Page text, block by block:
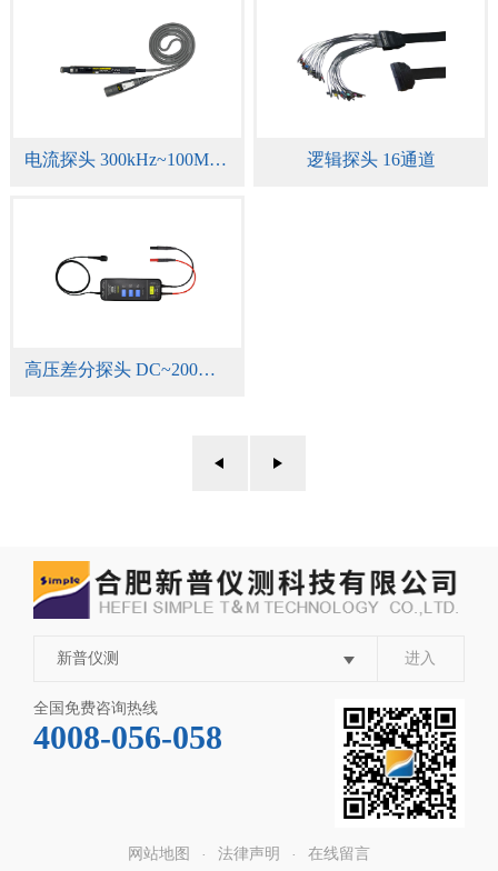
电流探头 300kHz~100MHz 逻辑探头 16通道
高压差分探头 DC~200MHz
新普仪测 进入
全国免费咨询热线
4008-056-058
网站地图 法律声明 在线留言